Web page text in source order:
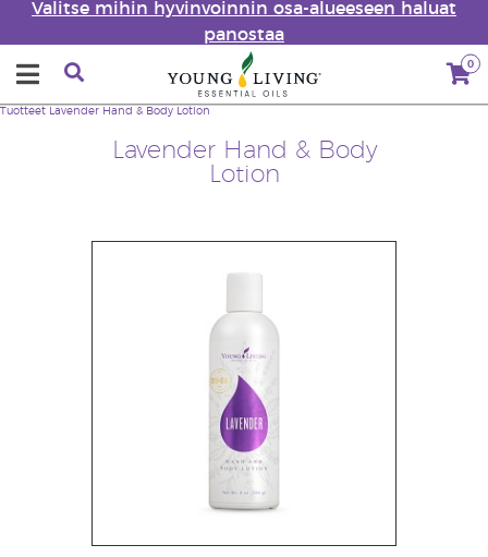
Valitse mihin hyvinvoinnin osa-alueeseen haluat
panostaa
0
Lavender Hand & Body
Lotion
Tuotteet Lavender Hand & Body Lotion